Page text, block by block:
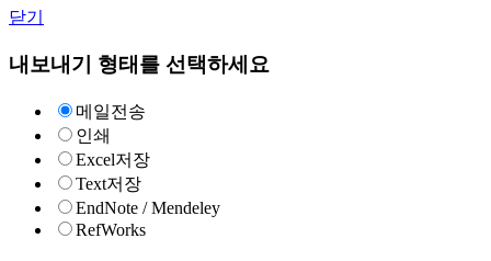
닫기
내보내기 형태를 선택하세요
메일전송
인쇄
Excel저장
Text저장
EndNote / Mendeley
RefWorks